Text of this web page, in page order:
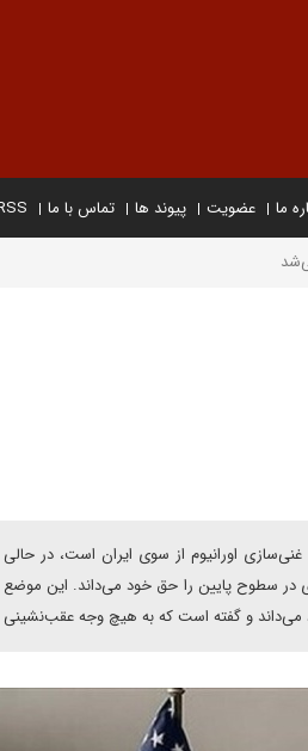
ما عضویت پیوند ها تماس با ما
اورانیوم از سوی ایران است، در حالی